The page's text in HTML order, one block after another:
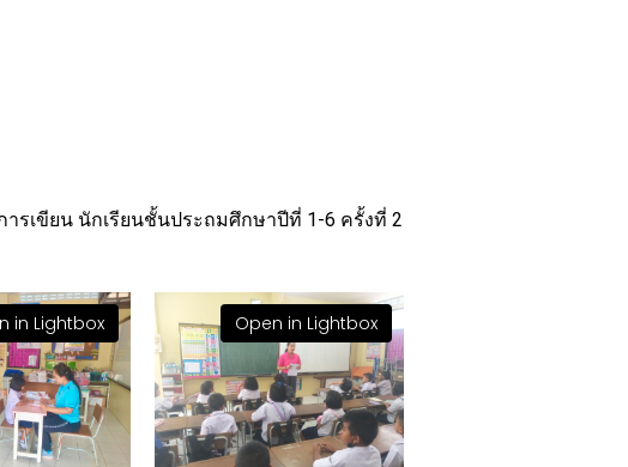
รเขียน นักเรียนชั้นประถมศึกษาปีที่ 1-6 ครั้งที่ 2
in Lightbox Open in Lightbox